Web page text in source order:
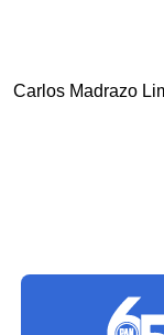
Carlos Madrazo